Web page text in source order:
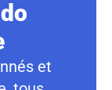
et